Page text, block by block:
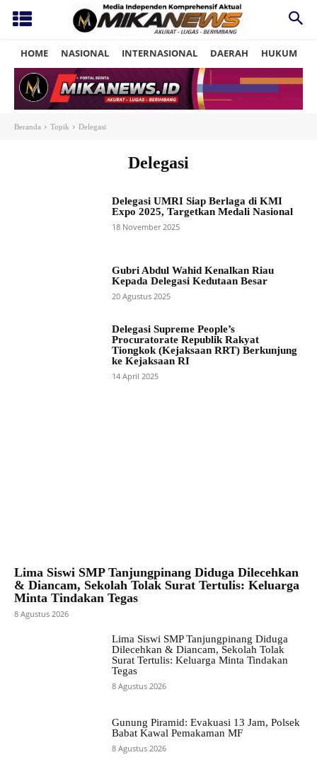
HOME NASIONAL INTERNASIONAL DAERAH HUKUM
Beranda Topik Delegasi
Delegasi
Delegasi UMRI Siap Berlaga di KMI
Expo 2025, Targetkan Medali Nasional
18 November 2025
Gubri Abdul Wahid Kenalkan Riau
Kepada Delegasi Kedutaan Besar
20 Agustus 2025
Delegasi Supreme People’s
Procuratorate Republik Rakyat
Tiongkok (Kejaksaan RRT) Berkunjung
ke Kejaksaan RI
14 April 2025
Lima Siswi SMP Tanjungpinang Diduga Dilecehkan
& Diancam, Sekolah Tolak Surat Tertulis: Keluarga
Minta Tindakan Tegas
8 Agustus 2026
Lima Siswi SMP Tanjungpinang Diduga
Dilecehkan & Diancam, Sekolah Tolak
Surat Tertulis: Keluarga Minta Tindakan
Tegas
8 Agustus 2026
Gunung Piramid: Evakuasi 13 Jam, Polsek
Babat Kawal Pemakaman MF
8 Agustus 2026